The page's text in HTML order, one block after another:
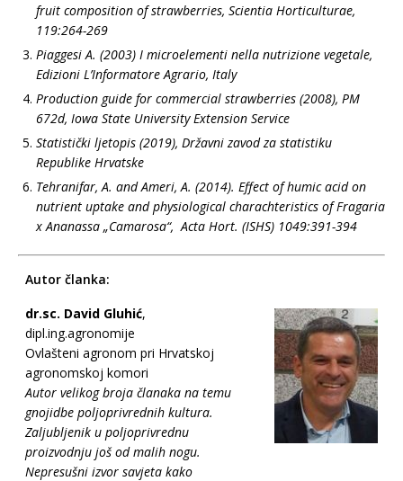
fruit composition of strawberries, Scientia Horticulturae,
119:264-269
Piaggesi A. (2003) I microelementi nella nutrizione vegetale,
Edizioni L’Informatore Agrario, Italy
Production guide for commercial strawberries (2008), PM
672d, Iowa State University Extension Service
Statistički ljetopis (2019), Državni zavod za statistiku
Republike Hrvatske
Tehranifar, A. and Ameri, A. (2014). Effect of humic acid on
nutrient uptake and physiological charachteristics of Fragaria
x Ananassa „Camarosa“, Acta Hort. (ISHS) 1049:391-394
Autor članka:
dr.sc. David Gluhić,
dipl.ing.agronomije
Ovlašteni agronom pri Hrvatskoj
agronomskoj komori
Autor velikog broja članaka na temu
gnojidbe poljoprivrednih kultura.
Zaljubljenik u poljoprivrednu
proizvodnju još od malih nogu.
Nepresušni izvor savjeta kako